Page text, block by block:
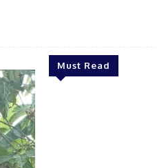
Must Read